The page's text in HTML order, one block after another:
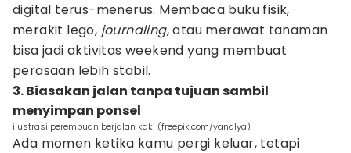
digital terus-menerus. Membaca buku fisik,
merakit lego, journaling, atau merawat tanaman
bisa jadi aktivitas weekend yang membuat
perasaan lebih stabil.
3. Biasakan jalan tanpa tujuan sambil
menyimpan ponsel
ilustrasi perempuan berjalan kaki (freepik.com/yanalya)
Ada momen ketika kamu pergi keluar, tetapi